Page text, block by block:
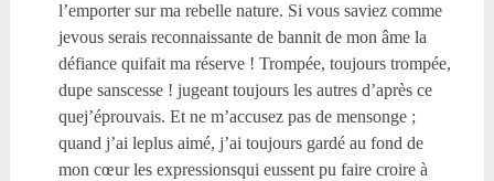
l’emporter sur ma rebelle nature. Si vous saviez comme
jevous serais reconnaissante de bannit de mon âme la
défiance quifait ma réserve ! Trompée, toujours trompée,
dupe sanscesse ! jugeant toujours les autres d’après ce
quej’éprouvais. Et ne m’accusez pas de mensonge ;
quand j’ai leplus aimé, j’ai toujours gardé au fond de
mon cœur les expressionsqui eussent pu faire croire à